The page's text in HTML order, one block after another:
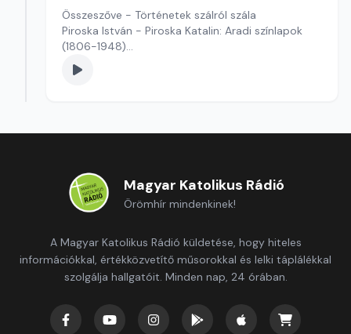
Összeszőve - Történetek szálról szála
Piroska István - Piroska Katalin: Aradi színlapok
(1806-1948)
Szerkesztő: Fazekas Gyöngyvér
Magyar Katolikus Rádió
Örömhír mindenkinek!
A Magyar Katolikus Rádió küldetése, hogy hiteles
információkkal, értékközvetítő műsorokkal és lelki táplálékkal
szolgálja hallgatóit. Minden nap, 24 órában.